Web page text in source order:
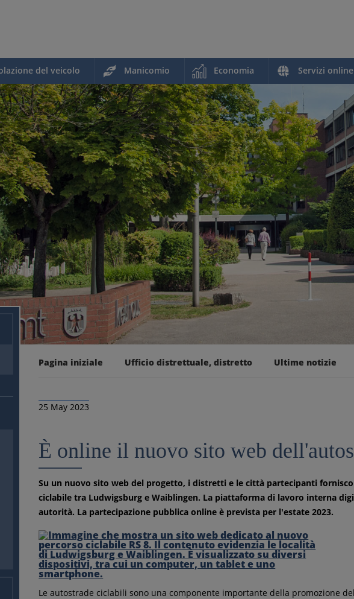
del veicolo Manicomio Economia Servizi online
Pagina iniziale Ufficio distrettuale, distretto Ultime notizie
25 May 2023
È online il nuovo sito web
Su un nuovo sito web del progetto, i distretti e le città partecipanti
ciclabile tra Ludwigsburg e Waiblingen. La piattaforma di lavoro interna
autorità. La partecipazione pubblica online è prevista per l'estate 2023.
Le autostrade ciclabili sono una componente importante della promozione